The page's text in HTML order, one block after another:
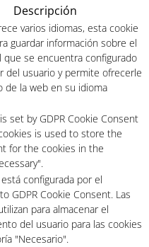
Descripción
varios idiomas, esta cookie
guardar información sobre el
que se encuentra configurado
del usuario y permite ofrecerle
de la web en su idioma
set by GDPR Cookie Consent
is used to store the
for the cookies in the
configurada por el
GDPR Cookie Consent. Las
para almacenar el
del usuario para las cookies
"Necesario".